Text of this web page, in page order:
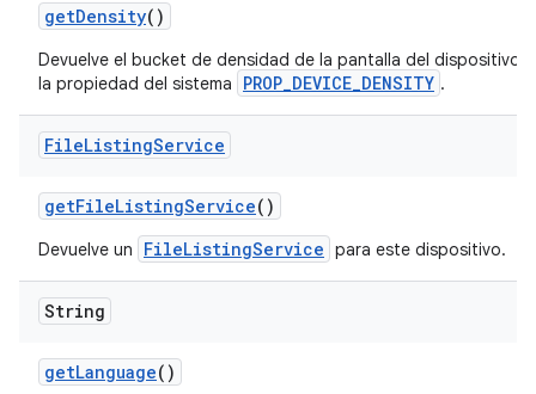
getDensity()
Devuelve el bucket de densidad de la pantalla del dispositivo
la propiedad del sistema
PROP_DEVICE_DENSITY .
FileListingService
getFileListingService()
Devuelve un FileListingService para este dispositivo.
String
getLanguage()